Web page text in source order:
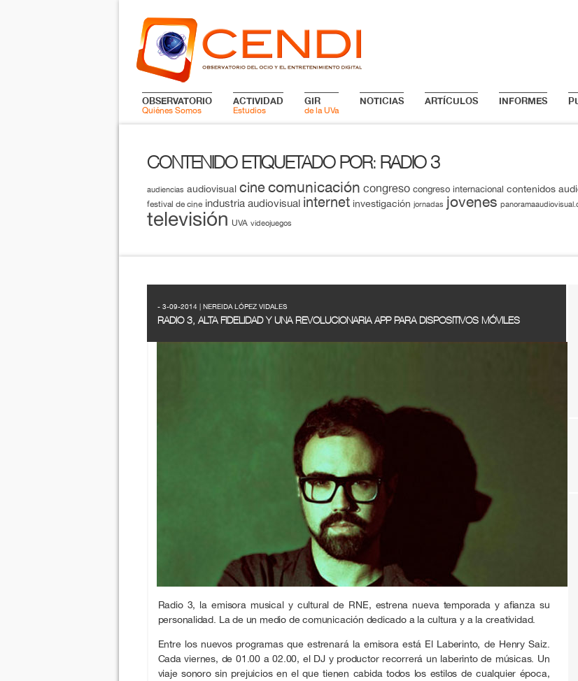
OBSERVATORIO
Quiénes Somos
ACTIVIDAD
Estudios
GIR
de la UVa
NOTICIAS ARTÍCULOS INFORMES
CONTENIDO ETIQUETADO POR: RADIO 3
audiencias audiovisual cinecomunicación congreso congreso internacional contenidos
festival de cine industria audiovisual internet investigación jornadas jovenes
televisión UVA videojuegos
- 3-09-2014 | NEREIDA LÓPEZ VIDALES
RADIO 3, ALTA FIDELIDAD Y UNA REVOLUCIONARIA APP PARA DISPOSITIVOS MÓVILES
Radio 3, la emisora musical y cultural de RNE, estrena nueva temporada y afianza su
personalidad. La de un medio de comunicación dedicado a la cultura y a la creatividad.
Entre los nuevos programas que estrenará la emisora está El Laberinto, de Henry Saiz.
Cada viernes, de 01.00 a 02.00, el DJ y productor recorrerá un laberinto de músicas. Un
viaje sonoro sin prejuicios en el que tienen cabida todos los estilos de cualquier época,